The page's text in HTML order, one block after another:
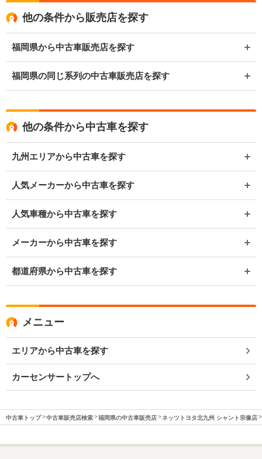
他の条件から販売店を探す
福岡県から中古車販売店を探す
福岡県の同じ系列の中古車販売店を探す
他の条件から中古車を探す
九州エリアから中古車を探す
人気メーカーから中古車を探す
人気車種から中古車を探す
メーカーから中古車を探す
都道府県から中古車を探す
メニュー
エリアから中古車を探す
カーセンサートップへ
中古車トップ 中古車販売店検索 福岡県の中古車販売店 ネッツトヨタ北九州 シャント宗像店